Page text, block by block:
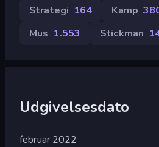
Strategi 164 Kamp
Mus 1.553 Stickman
Udgivelsesdato
februar 2022